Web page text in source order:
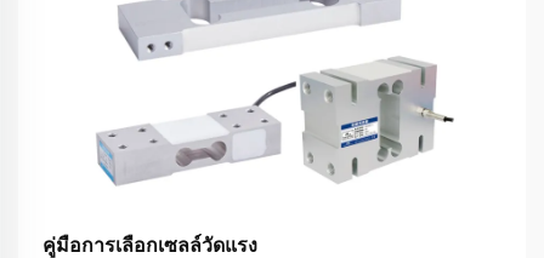
คู่มือการเลือกเซลล์วัดแรง